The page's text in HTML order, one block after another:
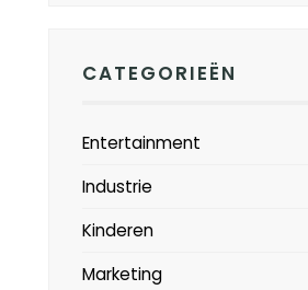
CATEGORIEËN
Entertainment
Industrie
Kinderen
Marketing